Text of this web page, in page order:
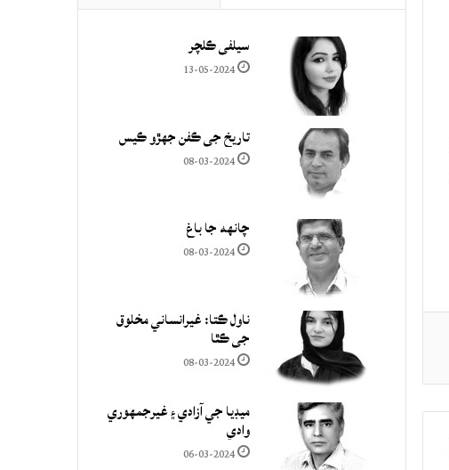
سيلفي ڪلچر
13-05-2024
تاريخ جي ڪفن جھڙو ڪيس
08-03-2024
چانهه جا باغ
08-03-2024
ناول ڪتا: غيرانساني مخلوق
جي ڪٿا
08-03-2024
ميڊيا جي آزادي ۽ غيرجمھوري
وادي
06-03-2024